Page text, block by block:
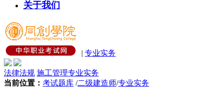
关于我们
专业实务
法律法规 施工管理专业实务
当前位置： 考试题库 /二级建造师/专业实务